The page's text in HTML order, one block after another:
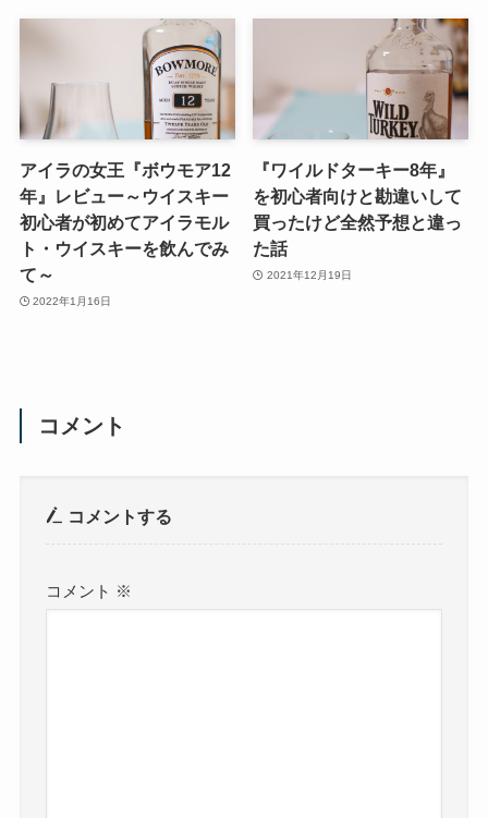
アイラの女王『ボウモア12
年』レビュー～ウイスキー
初心者が初めてアイラモル
ト・ウイスキーを飲んでみ
て～
2022年1月16日
『ワイルドターキー8年』
を初心者向けと勘違いして
買ったけど全然予想と違っ
た話
2021年12月19日
コメント
コメントする
コメント ※